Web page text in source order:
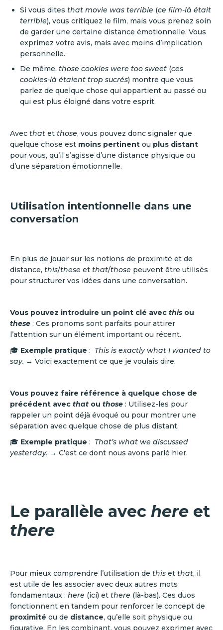
Si vous dites that movie was terrible (ce film-là était
terrible), vous critiquez le film, mais vous prenez soin
de garder une certaine distance émotionnelle. Vous
exprimez votre avis, mais avec moins d’implication
personnelle.
De même, those cookies were too sweet (ces
cookies-là étaient trop sucrés) montre que vous
parlez de quelque chose qui appartient au passé ou
qui est plus éloigné dans votre esprit.
Avec that et those, vous pouvez donc signaler que
quelque chose est moins pertinent ou plus distant
pour vous, qu’il s’agisse d’une distance physique ou
d’une séparation émotionnelle.
Utilisation intentionnelle dans une
conversation
En plus de jouer sur les notions de proximité et de
distance, this/these et that/those peuvent être utilisés
pour structurer vos idées dans une conversation.
Vous pouvez introduire un point clé avec this ou
these : Ces pronoms sont parfaits pour attirer
l’attention sur un élément important ou récent.
🎓 Exemple pratique : This is exactly what I wanted to
say. → Voici exactement ce que je voulais dire.
Vous pouvez faire référence à quelque chose de
précédent avec that ou those : Utilisez-les pour
rappeler un point déjà évoqué ou pour montrer une
séparation avec quelque chose de plus distant.
🎓 Exemple pratique : That’s what we discussed
yesterday. → C’est ce dont nous avons parlé hier.
Le parallèle avec here et
there
Pour mieux comprendre l’utilisation de this et that, il
est utile de les associer avec deux autres mots
fondamentaux : here (ici) et there (là-bas). Ces duos
fonctionnent en tandem pour renforcer le concept de
proximité ou de distance, qu’elle soit physique ou
figurative. En les combinant, vous pouvez exprimer avec